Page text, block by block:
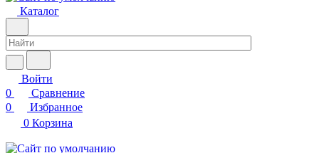
Каталог
Войти
0
Сравнение
0
Избранное
0 Корзина